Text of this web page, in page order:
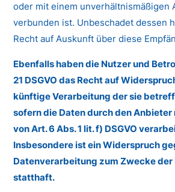
oder mit einem unverhältnismäßigen
verbunden ist. Unbeschadet dessen
Recht auf Auskunft über diese
Ebenfalls haben die Nutzer und
21 DSGVO das Recht auf
künftige Verarbeitung der sie
sofern die Daten durch den
von Art. 6 Abs. 1 lit. f) DSGVO
Insbesondere ist ein Widerspruch
Datenverarbeitung zum Zwecke
statthaft.